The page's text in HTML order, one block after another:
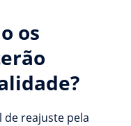
os
de reajuste pela